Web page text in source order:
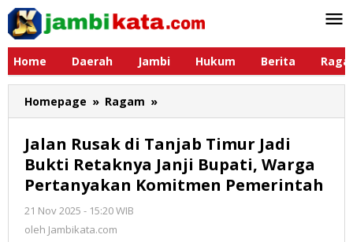
Lewati
konten
Home
Daerah Jambi Hukum Berita
Homepage » Ragam »
Rusak
Tanjab
Timur
Jadi
Jalan Rusak di Tanjab Timur Jadi
Bukti Retaknya Janji Bupati, Warga
Pertanyakan Komitmen Pemerintah
21 Nov 2025 - 15:20 WIB
oleh Jambikata.com